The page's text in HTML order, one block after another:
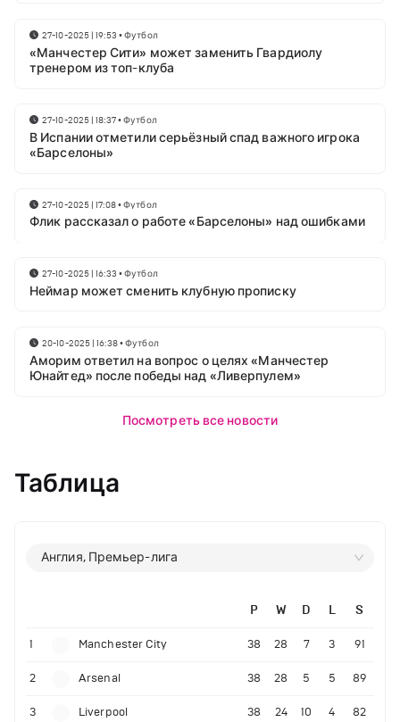
27-10-2025 | 19:53 •Футбол
«Манчестер Сити» может заменить Гвардиолу
тренером из топ-клуба
27-10-2025 | 18:37•Футбол
В Испании отметили серьёзный спад важного игрока
«Барселоны»
27-10-2025 | 17:08•Футбол
Флик рассказал о работе «Барселоны» над ошибками
27-10-2025 | 16:33 •Футбол
Неймар может сменить клубную прописку
20-10-2025 | 16:38•Футбол
Аморим ответил на вопрос о целях «Манчестер
Юнайтед» после победы над «Ливерпулем»
Посмотреть все новости
Таблица
Англия, Премьер-лига
P W D L S
1 Manchester City 38 28 7 3 91
2 Arsenal 38 28 5 5 89
3 Liverpool 38 24 10 4 82